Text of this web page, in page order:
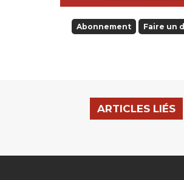
Abonnement Faire un
ARTICLES LIÉS